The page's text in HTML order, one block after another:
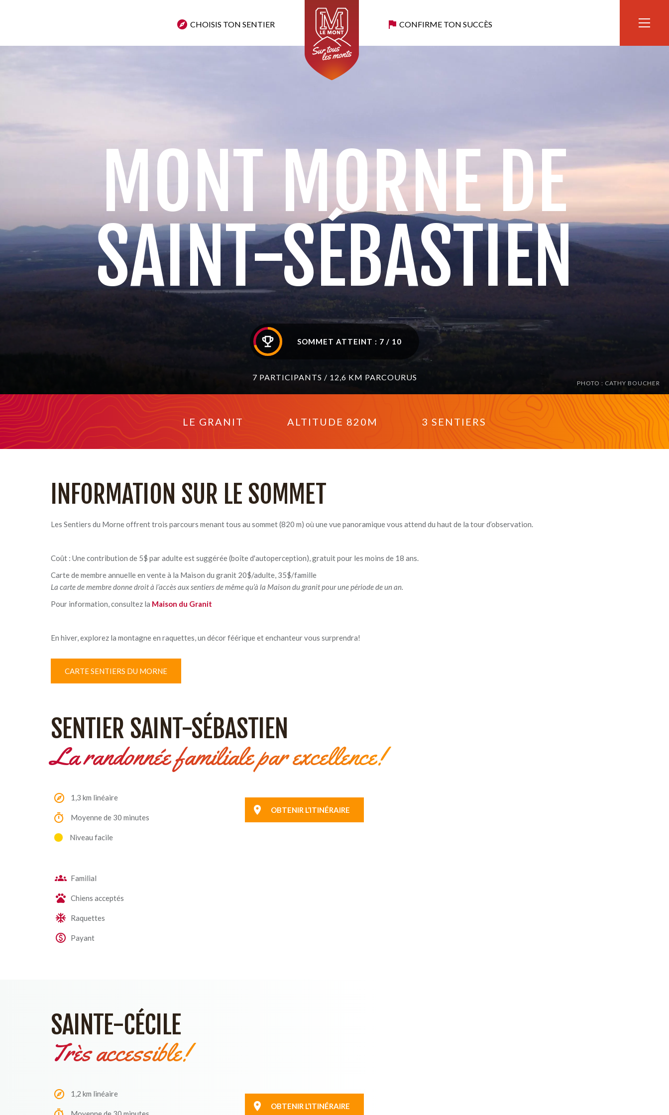
CHOISIS TON SENTIER
CHOISIS TON SENTIER CONFIRME TON SUCCÈS
MONT MORNE DE
SAINT-SÉBASTIEN
SOMMET ATTEINT : 7 / 10
7 PARTICIPANTS / 12,6 KM PARCOURUS
PHOTO : CATHY BOUCHER
LE GRANIT ALTITUDE 820M 3 SENTIERS
INFORMATION SUR LE SOMMET
Les Sentiers du Morne offrent trois parcours menant tous au sommet (820 m) où une vue panoramique vous attend du haut de la tour d’observation.
Coût : Une contribution de 5$ par adulte est suggérée (boîte d'autoperception), gratuit pour les moins de 18 ans.
Carte de membre annuelle en vente à la Maison du granit 20$/adulte, 35$/famille
La carte de membre donne droit à l’accès aux sentiers de même qu’à la Maison du granit pour une période de un an.
Pour information, consultez la Maison du Granit
En hiver, explorez la montagne en raquettes, un décor féérique et enchanteur vous surprendra!
CARTE SENTIERS DU MORNE
SENTIER SAINT-SÉBASTIEN
La randonnée familiale par excellence!
1,3 km linéaire
Moyenne de 30 minutes
Niveau facile
Familial
Chiens acceptés
Raquettes
Payant
OBTENIR L’ITINÉRAIRE
SAINTE-CÉCILE
Très accessible!
1,2 km linéaire
OBTENIR L’ITINÉRAIRE